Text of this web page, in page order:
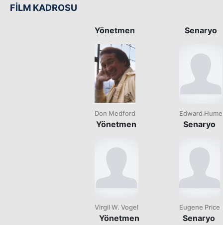
FİLM KADROSU
Yönetmen
Don Medford
Yönetmen
Virgil W. Vogel
Yönetmen
Senaryo
Edward Hume
Senaryo
Eugene Price
Senaryo